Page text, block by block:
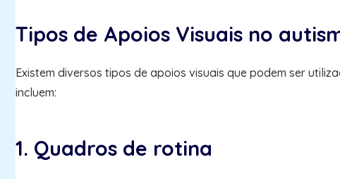
Tipos de Apoios Visuais no
Existem diversos tipos de apoios visuais que podem ser
incluem:
1. Quadros de rotina